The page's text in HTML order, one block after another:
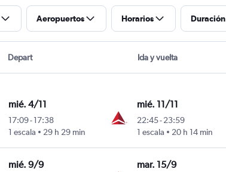
Aeropuertos Horarios Duración
Depart Ida y vuelta
mié. 4/11
17:09-17:38
1 escala
29 h 29 min
mié. 11/11
22:45-23:59
1 escala
20 h 14 min
mié. 9/9 mar. 15/9